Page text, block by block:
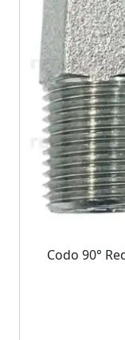
Codo 90°